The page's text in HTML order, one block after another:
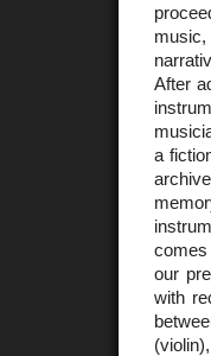
After
a
our
with